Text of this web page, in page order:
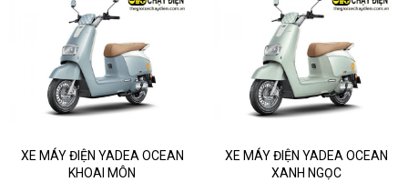
XE MÁY ĐIỆN YADEA OCEAN
KHOAI MÔN
XE MÁY ĐIỆN YADEA OCEAN
XANH NGỌC